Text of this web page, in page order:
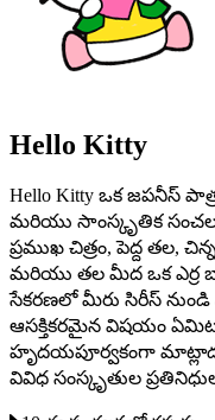
Hello Kitty
Hello Kitty ఒక జపనీస్
మరియు సాంస్కృతిక
ప్రముఖ చిత్రం, పెద్ద తల,
మరియు తల మీద ఒక ఎర్ర
సేకరణలో మీరు సిరీస్ నుండి
ఆసక్తికరమైన విషయం
హృదయపూర్వకంగా
వివిధ సంస్కృతుల